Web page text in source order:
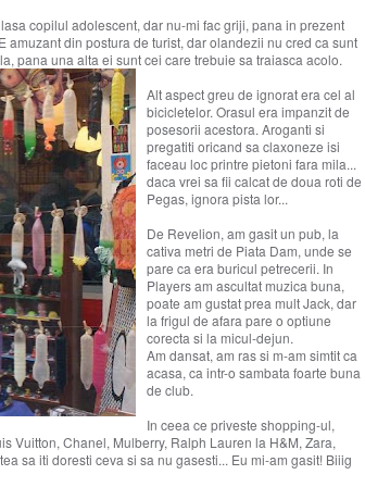
copilul adolescent, dar nu-mi fac griji, pana in prezent
amuzant din postura de turist, dar olandezii nu cred ca sunt
pana una alta ei sunt cei care trebuie sa traiasca acolo.
Alt aspect greu de ignorat era cel al
bicicletelor. Orasul era impanzit de
posesorii acestora. Aroganti si
pregatiti oricand sa claxoneze isi
faceau loc printre pietoni fara mila...
daca vrei sa fii calcat de doua roti de
Pegas, ignora pista lor...
De Revelion, am gasit un pub, la
cativa metri de Piata Dam, unde se
pare ca era buricul petrecerii. In
Players am ascultat muzica buna,
poate am gustat prea mult Jack, dar
la frigul de afara pare o optiune
corecta si la micul-dejun.
Am dansat, am ras si m-am simtit ca
acasa, ca intr-o sambata foarte buna
de club.
In ceea ce priveste shopping-ul,
Vuitton, Chanel, Mulberry, Ralph Lauren la H&M, Zara,
sa iti doresti ceva si sa nu gasesti... Eu mi-am gasit! Biiig